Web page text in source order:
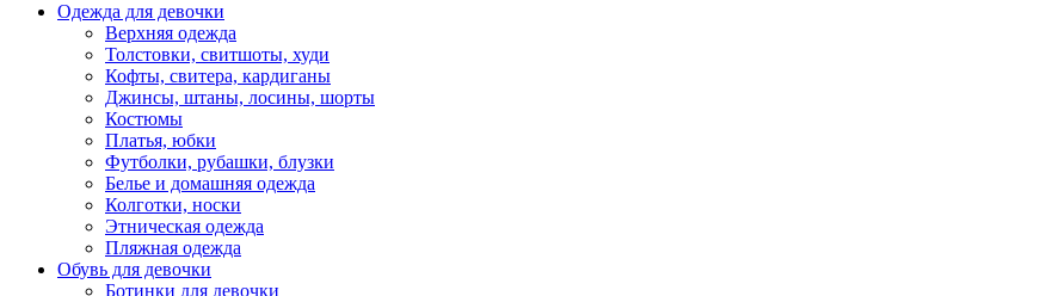
Одежда для девочки
Верхняя одежда
Толстовки, свитшоты, худи
Кофты, свитера, кардиганы
Джинсы, штаны, лосины, шорты
Костюмы
Платья, юбки
Футболки, рубашки, блузки
Белье и домашняя одежда
Колготки, носки
Этническая одежда
Пляжная одежда
Обувь для девочки
Ботинки для девочки